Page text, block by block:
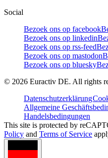
Social
Bezoek ons op facebook
Bezoek ons op linkedin
Bezoek ons op rss-feed
Bezoek ons op mastodon
Bezoek ons op bluesky
© 2026 Euractiv DE. All rights
Datenschutzerklärung
Allgemeine
Handelsbedingungen
This site is protected by
Policy and Terms of Service